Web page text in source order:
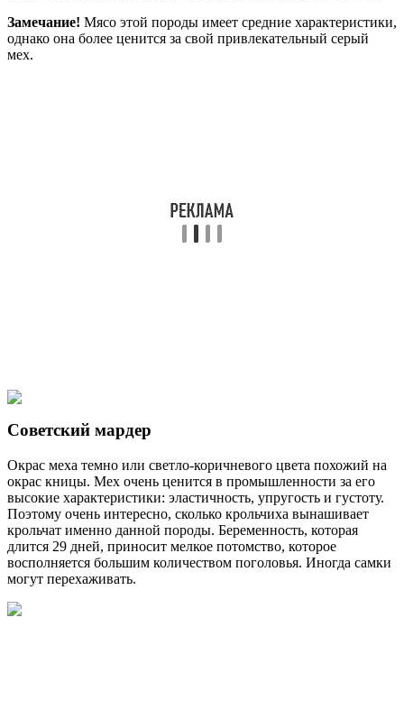
Замечание! Мясо этой породы имеет средние характеристики,
однако она более ценится за свой привлекательный серый
мех.
Советский мардер
Окрас меха темно или светло-коричневого цвета похожий на
окрас кницы. Мех очень ценится в промышленности за его
высокие характеристики: эластичность, упругость и густоту.
Поэтому очень интересно, сколько крольчиха вынашивает
крольчат именно данной породы. Беременность, которая
длится 29 дней, приносит мелкое потомство, которое
восполняется большим количеством поголовья. Иногда самки
могут перехаживать.